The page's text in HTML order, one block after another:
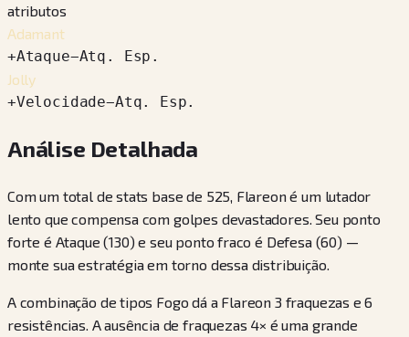
atributos
Adamant
+Ataque−Atq. Esp.
Jolly
+Velocidade−Atq. Esp.
Análise Detalhada
Com um total de stats base de 525, Flareon é um lutador
lento que compensa com golpes devastadores. Seu ponto
forte é Ataque (130) e seu ponto fraco é Defesa (60) —
monte sua estratégia em torno dessa distribuição.
A combinação de tipos Fogo dá a Flareon 3 fraquezas e 6
resistências. A ausência de fraquezas 4× é uma grande